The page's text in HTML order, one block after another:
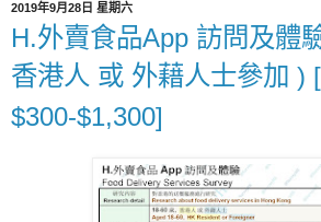
2019年9月28日 星期六
H.外賣食品App 訪問及體
香港人 或 外藉人士參加 )
$300-$1,300]